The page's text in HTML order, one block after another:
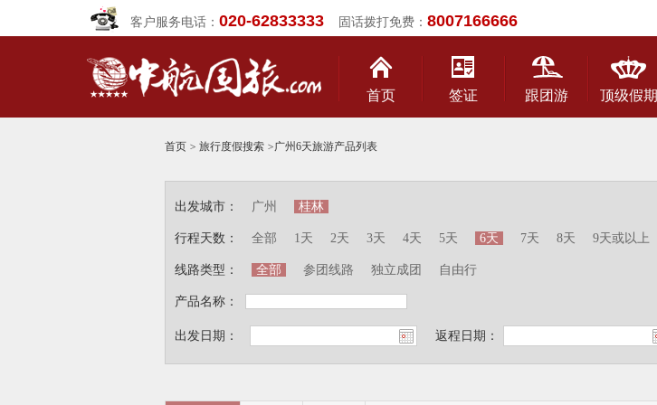
客户服务电话：020-62833333 固话拨打免费：8007166666
首页 签证 跟团游 顶级假期
首页 > 旅行度假搜索 >广州6天旅游产品列表
出发城市：
行程天数：
线路类型：
产品名称：
广州 桂林
全部 1天 2天 3天 4天 5天 6天 7天 8天 9天或以上
全部 参团线路 独立成团 自由行
出发日期： 返程日期：